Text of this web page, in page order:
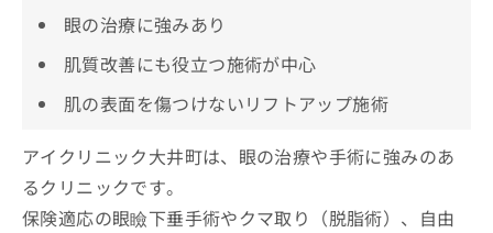
眼の治療に強みあり
肌質改善にも役立つ施術が中心
肌の表面を傷つけないリフトアップ施術
アイクリニック大井町は、眼の治療や手術に強みのあ
るクリニックです。
保険適応の眼瞼下垂手術やクマ取り（脱脂術）、自由